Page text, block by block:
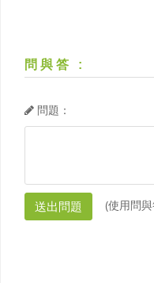
問與答 :
問題：
(使用問與